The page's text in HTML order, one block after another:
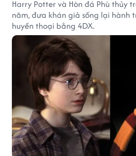
Harry Potter và Hòn đá Phù thủy
năm, đưa khán giả sống lại hành
huyền thoại bằng 4DX.